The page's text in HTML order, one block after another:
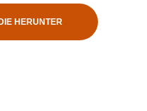
HERUNTER